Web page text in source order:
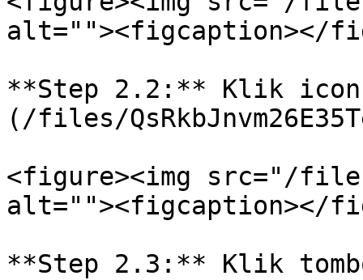
alt=""><figcaption></
**Step 2.2:** Klik
(/files/
<figure><img src="/files/
alt=""><figcaption></
**Step 2.3:** Klik